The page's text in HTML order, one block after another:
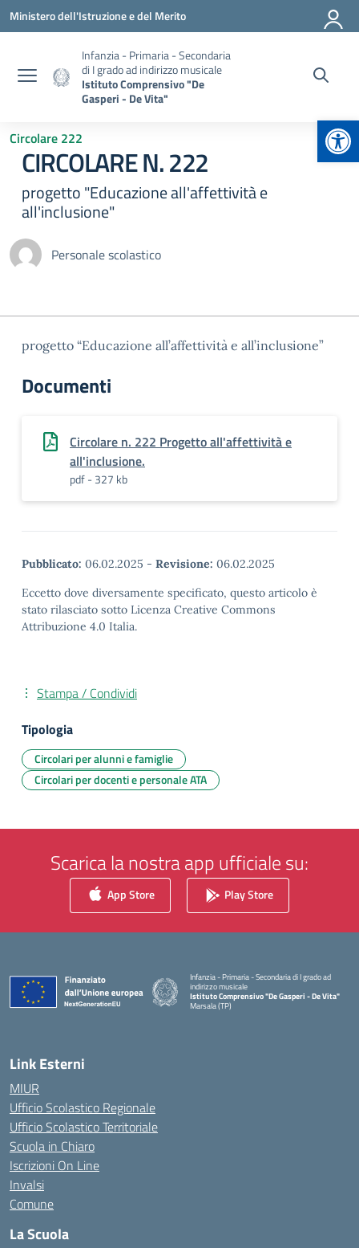
Vai ai contenuti
Vai al menu di navigazione
Vai al footer
Ministero dell'Istruzione e del Merito
Infanzia - Primaria - Secondaria
di I grado ad indirizzo musicale
Istituto Comprensivo "De
Gasperi - De Vita"
Circolare 222
CIRCOLARE N. 222
progetto "Educazione all'affettività e
all'inclusione"
Personale scolastico
progetto “Educazione all’affettività e all’inclusione”
Documenti
Circolare n. 222 Progetto all'affettività e
all'inclusione.
pdf - 327 kb
Pubblicato: 06.02.2025 - Revisione: 06.02.2025
Eccetto dove diversamente specificato, questo articolo è
stato rilasciato sotto Licenza Creative Commons
Attribuzione 4.0 Italia.
Stampa / Condividi
Tipologia
Circolari per alunni e famiglie
Circolari per docenti e personale ATA
Scarica la nostra app ufficiale su:
App Store Play Store
Infanzia - Primaria - Secondaria di I grado ad
indirizzo musicale
Istituto Comprensivo "De Gasperi - De Vita"
Marsala (TP)
Link Esterni
MIUR
Ufficio Scolastico Regionale
Ufficio Scolastico Territoriale
Scuola in Chiaro
Iscrizioni On Line
Invalsi
Comune
La Scuola